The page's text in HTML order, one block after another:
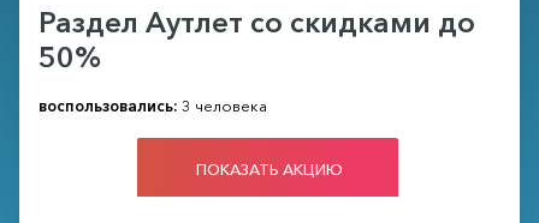
Раздел Аутлет со скидками до
50%
воспользовались: 3 человека
ПОКАЗАТЬ АКЦИЮ